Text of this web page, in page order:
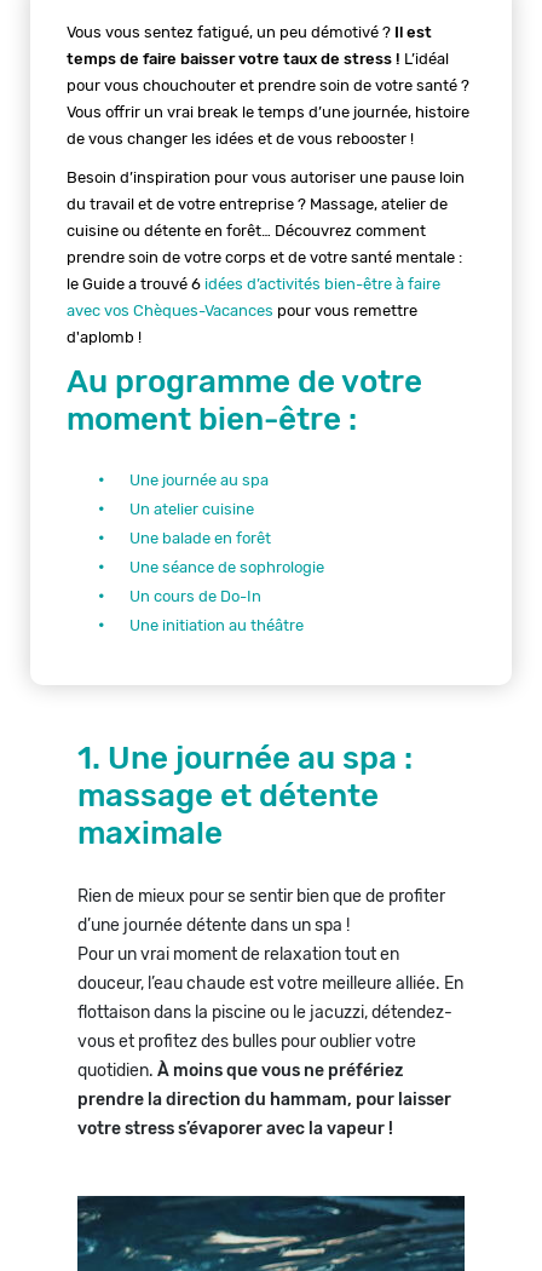
Vous vous sentez fatigué, un peu démotivé ? Il est
temps de faire baisser votre taux de stress ! L’idéal
pour vous chouchouter et prendre soin de votre santé ?
Vous offrir un vrai break le temps d’une journée, histoire
de vous changer les idées et de vous rebooster !
Besoin d’inspiration pour vous autoriser une pause loin
du travail et de votre entreprise ? Massage, atelier de
cuisine ou détente en forêt… Découvrez comment
prendre soin de votre corps et de votre santé mentale :
le Guide a trouvé 6 idées d’activités bien-être à faire
avec vos Chèques-Vacances pour vous remettre
d'aplomb !
Au programme de votre
moment bien-être :
Une journée au spa
Un atelier cuisine
Une balade en forêt
Une séance de sophrologie
Un cours de Do-In
Une initiation au théâtre
1. Une journée au spa :
massage et détente
maximale
Rien de mieux pour se sentir bien que de profiter
d’une journée détente dans un spa !
Pour un vrai moment de relaxation tout en
douceur, l’eau chaude est votre meilleure alliée. En
flottaison dans la piscine ou le jacuzzi, détendez-
vous et profitez des bulles pour oublier votre
quotidien. À moins que vous ne préfériez
prendre la direction du hammam, pour laisser
votre stress s’évaporer avec la vapeur !